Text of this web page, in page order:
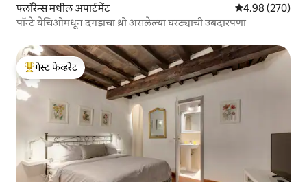
फ्लॉरेन्स मधील अपार्टमेंट 5 पैकी 4.98
4.98 (270)
पॉन्टे वेचिओमधून दगडाचा थ्रो असलेल्या घरट्याची उबदारपणा
टॉप गेस्ट फेव्हरेट
गेस्ट फेव्हरेट